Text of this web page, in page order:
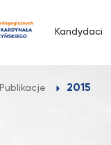
Kandydaci
Publikacje 2015